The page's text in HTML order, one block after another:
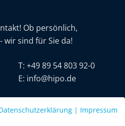
Ob persönlich,
wir sind für Sie da!
T: +49 89 54 803 92-0
E: info@hipo.de
| Impressum